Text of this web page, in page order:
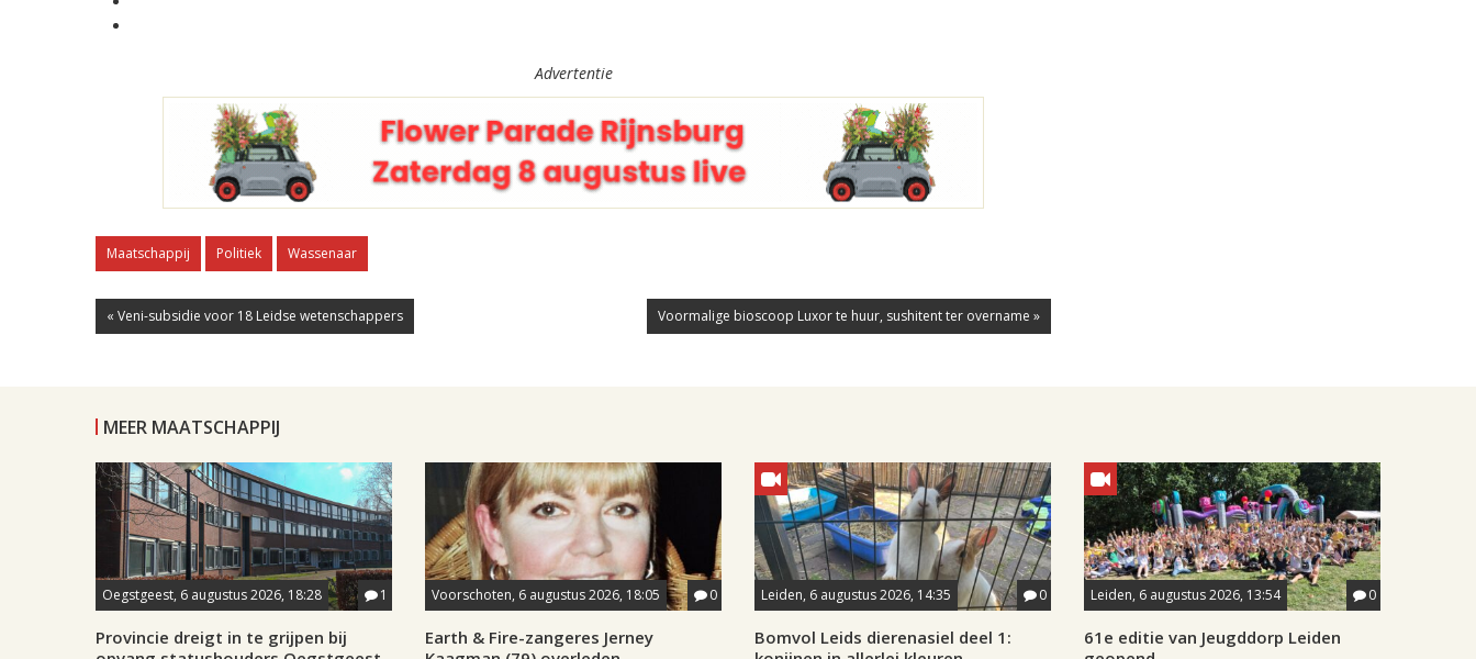
Advertentie
Maatschappij Politiek Wassenaar
« Veni-subsidie voor 18 Leidse wetenschappers Voormalige bioscoop Luxor te huur, sushitent ter overname »
MEER MAATSCHAPPIJ
Oegstgeest, 6 augustus 2026, 18:28 1
Provincie dreigt in te grijpen bij
Voorschoten, 6 augustus 2026, 18:05 0
Earth & Fire-zangeres Jerney
Leiden, 6 augustus 2026, 14:35 0
Bomvol Leids dierenasiel deel 1:
Leiden, 6 augustus 2026, 13:54 0
61e editie van Jeugddorp Leiden